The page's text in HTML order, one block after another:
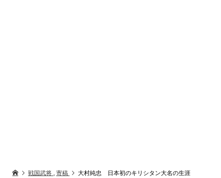
戦国武将 , 寄稿 大村純忠 日本初のキリシタン大名の生涯